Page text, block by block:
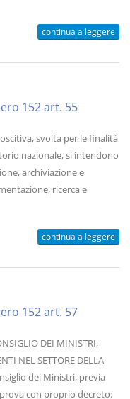
continua a leggere
152 art. 55
svolta per le finalità
nazionale, si intendono
archiviazione e
ricerca e
continua a leggere
152 art. 57
DEI MINISTRI,
NEL SETTORE DELLA
dei Ministri, previa
con proprio decreto: